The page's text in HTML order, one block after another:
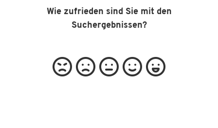
Wie zufrieden sind Sie mit den
Suchergebnissen?